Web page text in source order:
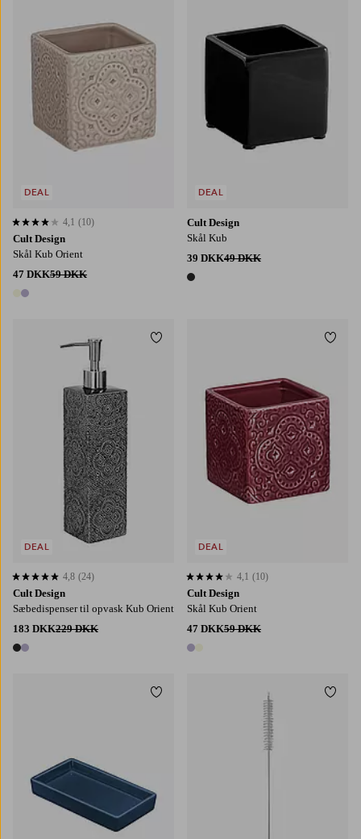
Cult Design
Skål Kub Orient
47 DKK59 DKK
2 farver
4,1 baseret på 10 bedømmelser
4,1 (10)
DEAL
Cult Design
Skål Kub
39 DKK49 DKK
1 farve
DEAL
Cult Design
Sæbedispenser til opvask Kub Orient
183 DKK229 DKK
2 farver
4,8 baseret på 24 bedømmelser
4,8 (24)
DEAL
Tilføj til favoritter
Cult Design
Skål Kub Orient
47 DKK59 DKK
2 farver
4,1 baseret på 10 bedømmelser
4,1 (10)
DEAL
Tilføj til favoritter